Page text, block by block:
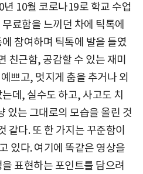
10월 코로나19로 학교 수업
료함을 느끼던 차에 틱톡에
참여하며 틱톡에 발을 들였
친근함, 공감할 수 있는 재미
쁘고, 멋지게 춤을 추거나 외
데, 실수도 하고, 사고도 치
있는 그대로의 모습을 올린 것
같다. 또 한 가지는 꾸준함이
있다. 여기에 똑같은 영상을
표현하는 포인트를 담으려